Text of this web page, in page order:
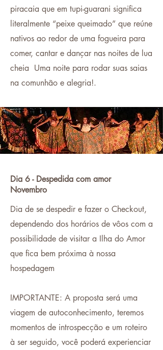
piracaia que em tupi-guarani significa
literalmente “peixe queimado” que reúne
nativos ao redor de uma fogueira para
comer, cantar e dançar nas noites de lua
cheia Uma noite para rodar suas saias
na comunhão e alegria!.
Dia 6 - Despedida com amor
Novembro
Dia de se despedir e fazer o Checkout,
dependendo dos horários de vôos com a
possibilidade de visitar a Ilha do Amor
que fica bem próxima à nossa
hospedagem
IMPORTANTE: A proposta será uma
viagem de autoconhecimento, teremos
momentos de introspecção e um roteiro
à ser seguido, você poderá experienciar